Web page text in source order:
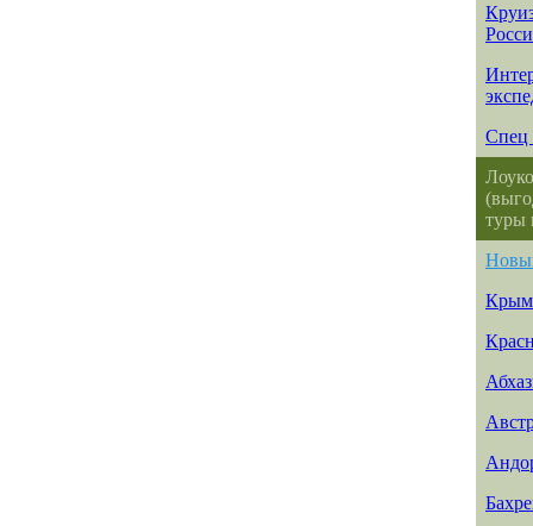
Спец
туры
Крым